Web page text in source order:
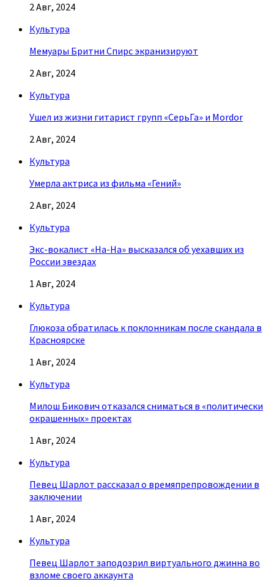
2 Авг, 2024
Культура
Мемуары Бритни Спирс экранизируют
2 Авг, 2024
Культура
Ушел из жизни гитарист групп «СерьГа» и Mordor
2 Авг, 2024
Культура
Умерла актриса из фильма «Гений»
2 Авг, 2024
Культура
Экс-вокалист «На-На» высказался об уехавших из
России звездах
1 Авг, 2024
Культура
Глюкоза обратилась к поклонникам после скандала в
Красноярске
1 Авг, 2024
Культура
Милош Бикович отказался сниматься в «политически
окрашенных» проектах
1 Авг, 2024
Культура
Певец Шарлот рассказал о времяпрепровождении в
заключении
1 Авг, 2024
Культура
Певец Шарлот заподозрил виртуального джинна во
взломе своего аккаунта